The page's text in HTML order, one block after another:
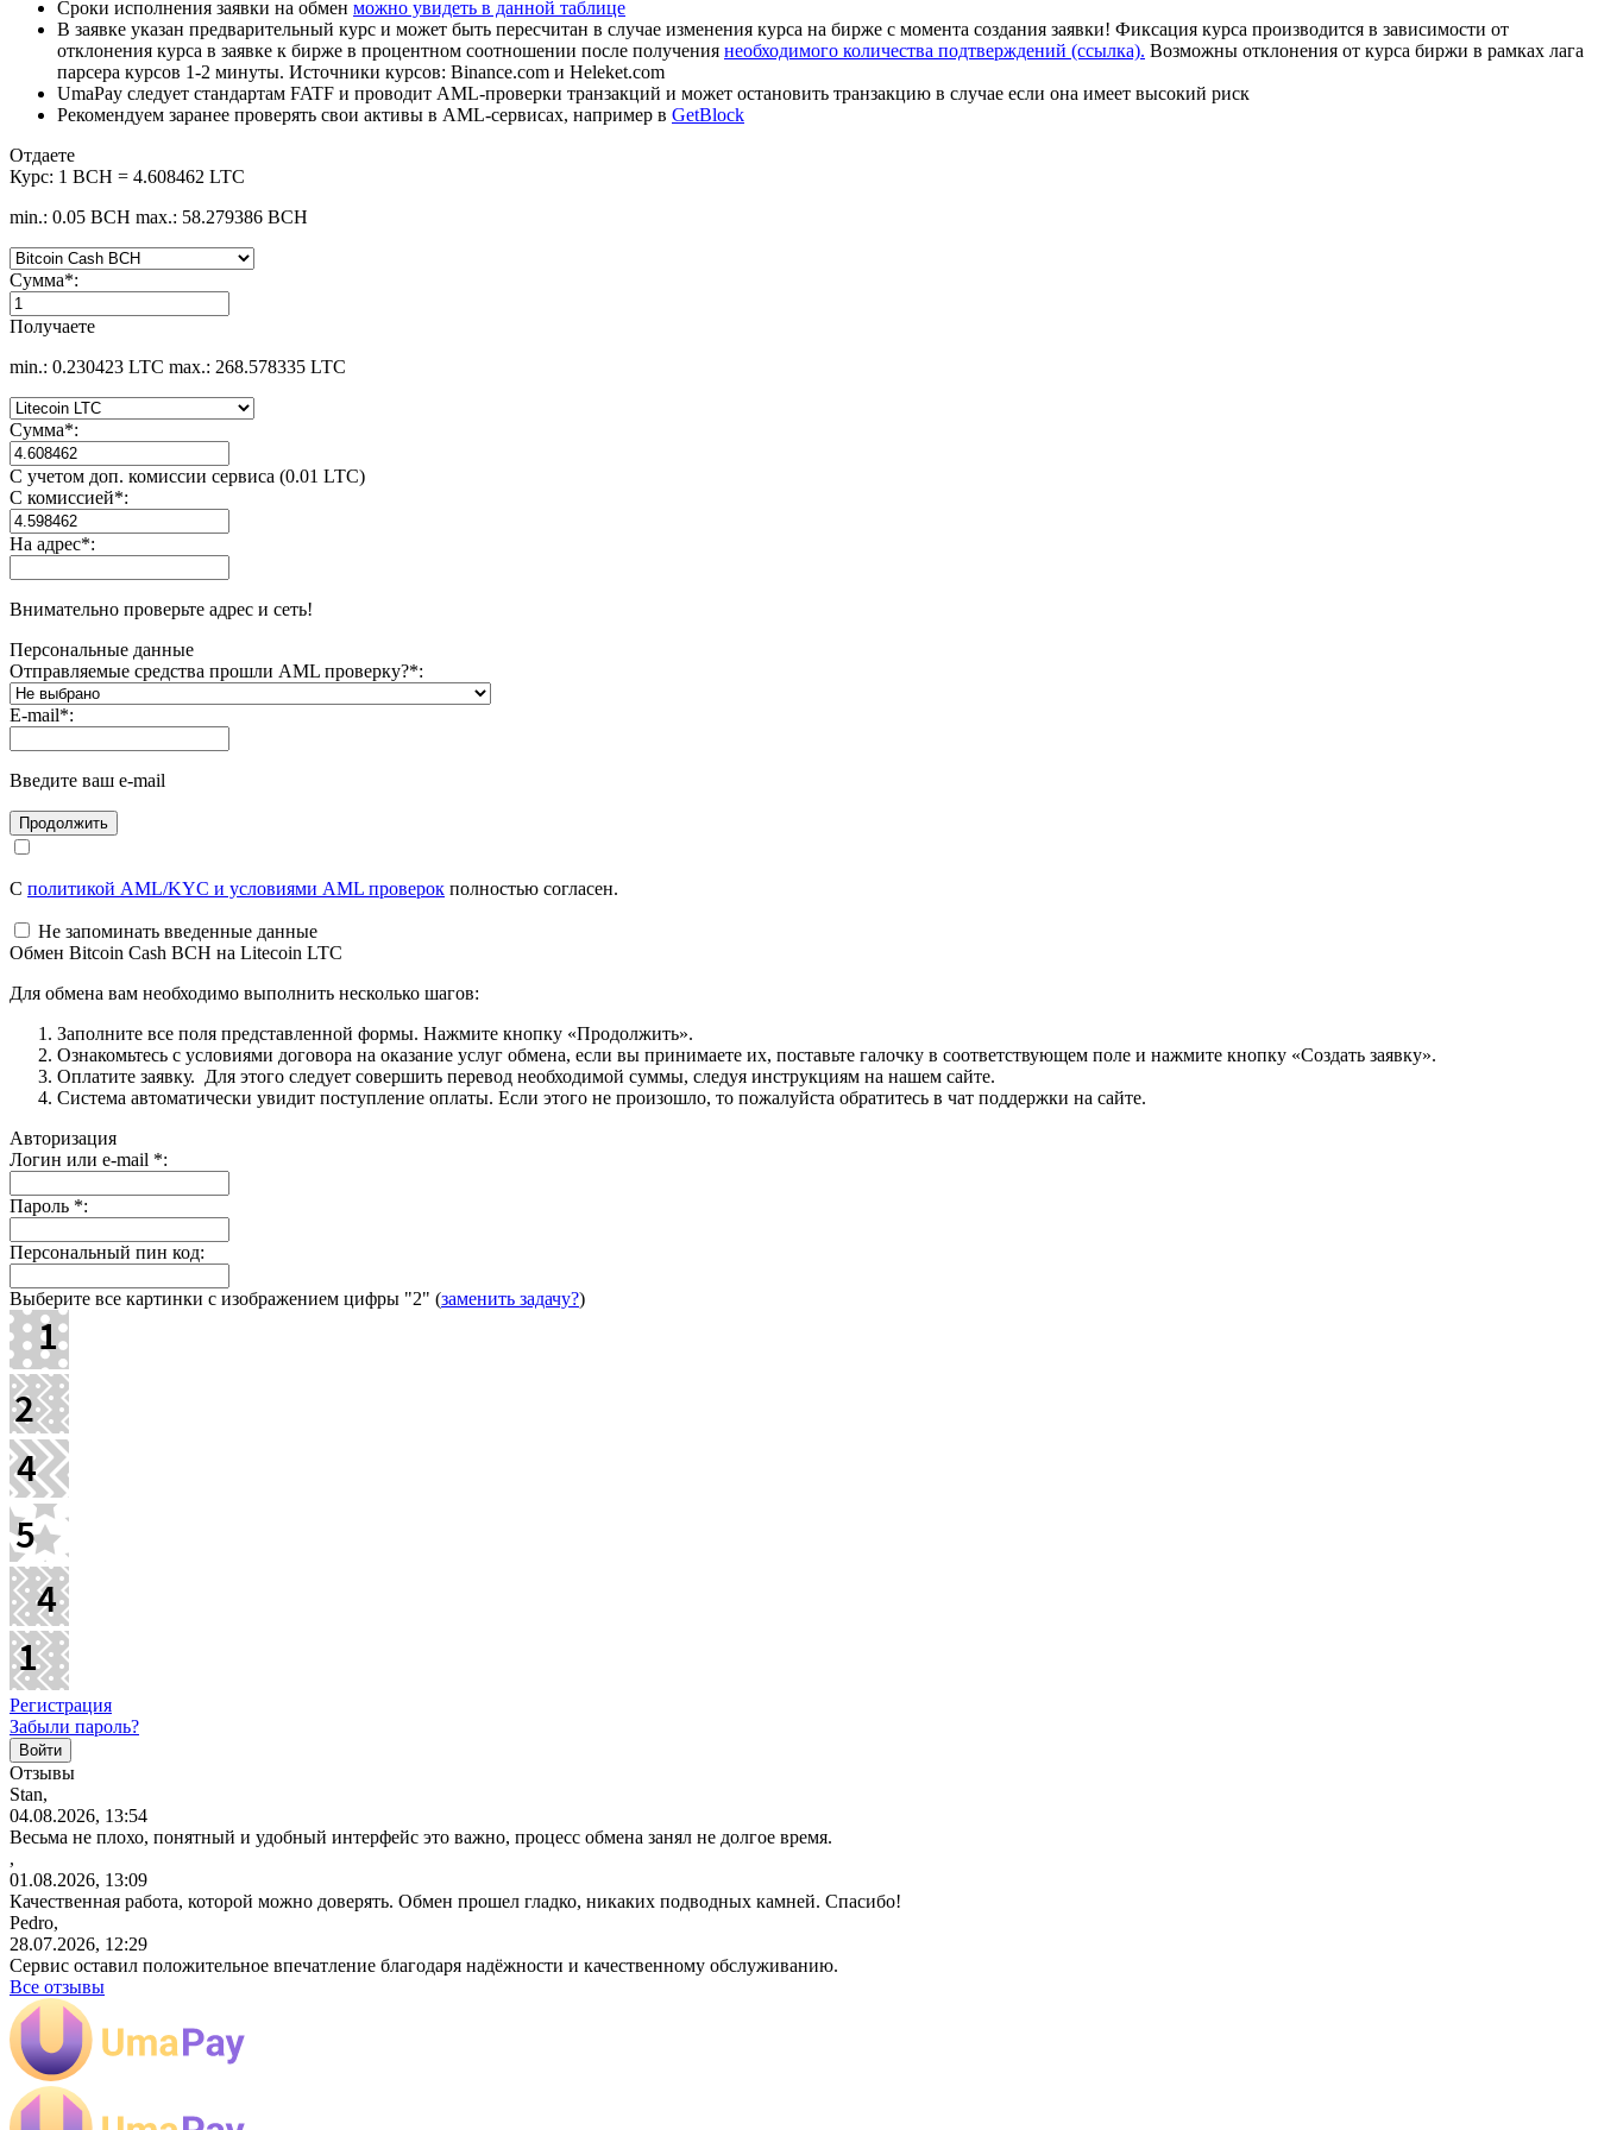
Сроки исполнения заявки на обмен можно увидеть в данной таблице
В заявке указан предварительный курс и может быть пересчитан в случае изменения курса на бирже с момента создания заявки! Фиксация курса производится в зависимости от
отклонения курса в заявке к бирже в процентном соотношении после получения необходимого количества подтверждений (ссылка). Возможны отклонения от курса биржи в рамках лага
парсера курсов 1-2 минуты. Источники курсов: Binance.com и Heleket.com
UmaPay следует стандартам FATF и проводит AML-проверки транзакций и может остановить транзакцию в случае если она имеет высокий риск
Рекомендуем заранее проверять свои активы в AML-сервисах, например в GetBlock
Отдаете
Курс: 1 BCH = 4.608462 LTC
min.: 0.05 BCH max.: 58.279386 BCH
Сумма*:
Получаете
min.: 0.230423 LTC max.: 268.578335 LTC
Сумма*:
С учетом доп. комиссии сервиса (0.01 LTC)
С комиссией*:
На адрес*:
Внимательно проверьте адрес и сеть!
Персональные данные
Отправляемые средства прошли AML проверку?*:
E-mail*:
Введите ваш e-mail
С политикой AML/KYC и условиями AML проверок полностью согласен.
Не запоминать введенные данные
Обмен Bitcoin Cash BCH на Litecoin LTC
Для обмена вам необходимо выполнить несколько шагов:
Заполните все поля представленной формы. Нажмите кнопку «Продолжить».
Ознакомьтесь с условиями договора на оказание услуг обмена, если вы принимаете их, поставьте галочку в соответствующем поле и нажмите кнопку «Создать заявку».
Оплатите заявку. Для этого следует совершить перевод необходимой суммы, следуя инструкциям на нашем сайте.
Система автоматически увидит поступление оплаты. Если этого не произошло, то пожалуйста обратитесь в чат поддержки на сайте.
Авторизация
Логин или e-mail *:
Пароль *:
Персональный пин код:
Выберите все картинки с изображением цифры "2" (заменить задачу?)
Регистрация
Забыли пароль?
Отзывы
Stan,
04.08.2026, 13:54
Весьма не плохо, понятный и удобный интерфейс это важно, процесс обмена занял не долгое время.
,
01.08.2026, 13:09
Качественная работа, которой можно доверять. Обмен прошел гладко, никаких подводных камней. Спасибо!
Pedro,
28.07.2026, 12:29
Сервис оставил положительное впечатление благодаря надёжности и качественному обслуживанию.
Все отзывы